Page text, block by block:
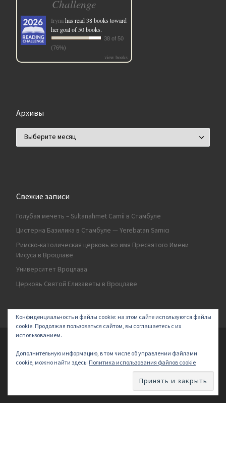
Challenge
Irynahas read 38 books toward
her goal of 50 books.
38 of 50
(76%)
view books
Архивы
Свежие записи
Голубая мечеть – Sultanahmet Camii в Стамбуле
Цистерна Базилика в Стамбуле — Yerebatan Sarnıcı
Римско-католическая церковь во имя Пресвятого Имени
Иисуса в Вроцлаве
Университет Вроцлава
Церковь Святой Елизаветы в Вроцлаве
Designed with Customizr Pro Powered by
Конфиденциальность и файлы cookie: на этом сайте используются файлы
cookie. Продолжая пользоваться сайтом, вы соглашаетесь с их
использованием.
Дополнительную информацию, в том числе об управлении файлами
cookie, можно найти здесь: Политика использования файлов cookie